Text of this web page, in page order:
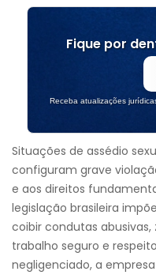
Fique por
Receba atualizações
Situações de assédio
configuram grave
e aos direitos
legislação brasileira
coibir condutas
trabalho seguro e
negligenciado, a